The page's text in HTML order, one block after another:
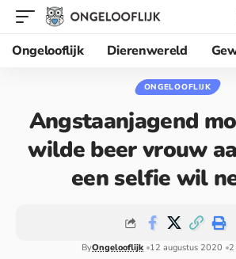
Ongelooflijk
Dierenwereld
ONGELOOFLIJK
Angstaanjagend
wilde beer vrouw
een selfie wil
ByOngelooflijk 12 augustus 2020